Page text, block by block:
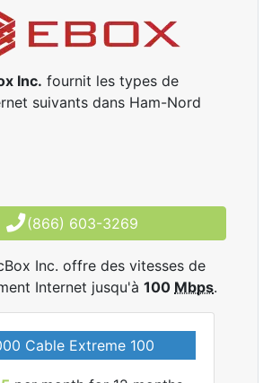
Inc. fournit les types de
suivants dans Ham-Nord
(866) 603-3269
Inc. offre des vitesses de
Internet jusqu'à 100 Mbps.
Cable Extreme 100